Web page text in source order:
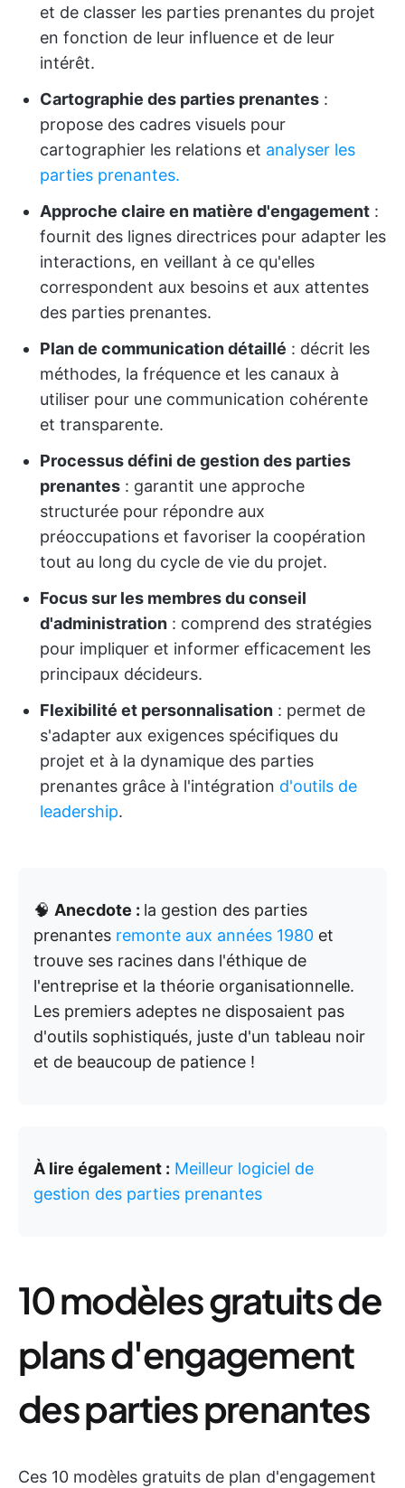
et de classer les parties prenantes du projet
en fonction de leur influence et de leur
intérêt.
Cartographie des parties prenantes :
propose des cadres visuels pour
cartographier les relations et analyser les
parties prenantes.
Approche claire en matière d'engagement :
fournit des lignes directrices pour adapter les
interactions, en veillant à ce qu'elles
correspondent aux besoins et aux attentes
des parties prenantes.
Plan de communication détaillé : décrit les
méthodes, la fréquence et les canaux à
utiliser pour une communication cohérente
et transparente.
Processus défini de gestion des parties
prenantes : garantit une approche
structurée pour répondre aux
préoccupations et favoriser la coopération
tout au long du cycle de vie du projet.
Focus sur les membres du conseil
d'administration : comprend des stratégies
pour impliquer et informer efficacement les
principaux décideurs.
Flexibilité et personnalisation : permet de
s'adapter aux exigences spécifiques du
projet et à la dynamique des parties
prenantes grâce à l'intégration d'outils de
leadership.
🧠 Anecdote : la gestion des parties
prenantes remonte aux années 1980 et
trouve ses racines dans l'éthique de
l'entreprise et la théorie organisationnelle.
Les premiers adeptes ne disposaient pas
d'outils sophistiqués, juste d'un tableau noir
et de beaucoup de patience !
À lire également : Meilleur logiciel de
gestion des parties prenantes
10 modèles gratuits de
plans d'engagement
des parties prenantes
Ces 10 modèles gratuits de plan d'engagement